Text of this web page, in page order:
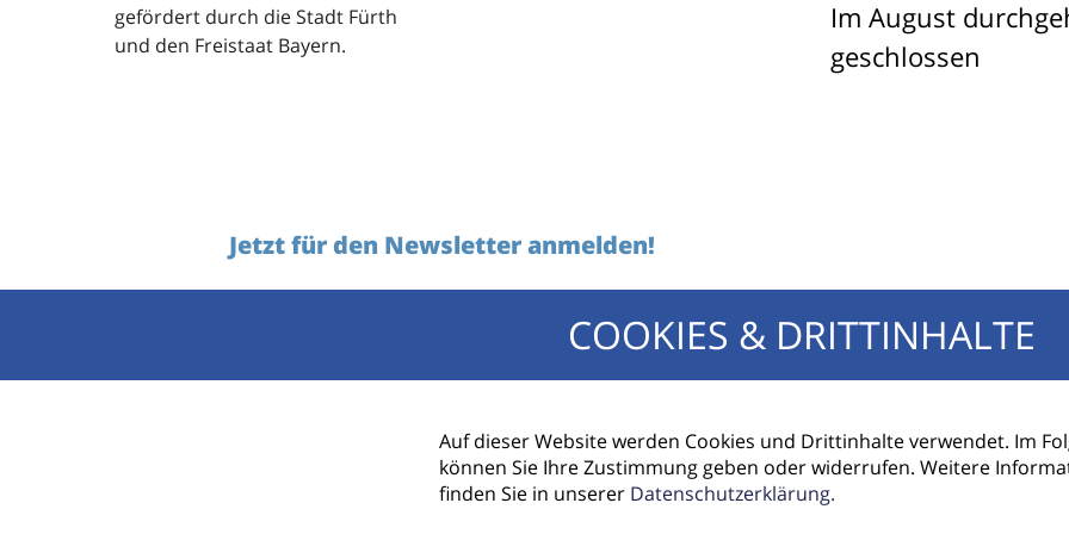
gefördert durch die Stadt Fürth
und den Freistaat Bayern.
Im August
geschlossen
Jetzt für den Newsletter anmelden!
E-Mail Adresse
COOKIES & DRITTINHALTE
Auf dieser Website werden Cookies und Drittinhalte verwendet. Im
können Sie Ihre Zustimmung geben oder widerrufen. Weitere
finden Sie in unserer Datenschutzerklärung.